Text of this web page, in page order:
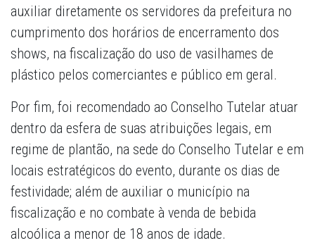
auxiliar diretamente os servidores da prefeitura no
cumprimento dos horários de encerramento dos
shows, na fiscalização do uso de vasilhames de
plástico pelos comerciantes e público em geral.
Por fim, foi recomendado ao Conselho Tutelar atuar
dentro da esfera de suas atribuições legais, em
regime de plantão, na sede do Conselho Tutelar e em
locais estratégicos do evento, durante os dias de
festividade; além de auxiliar o município na
fiscalização e no combate à venda de bebida
alcoólica a menor de 18 anos de idade.